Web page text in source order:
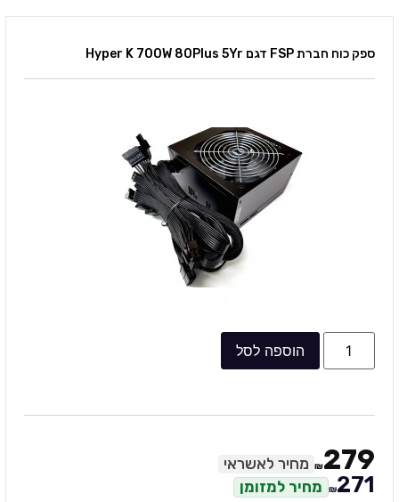
ספק כוח חברת FSP דגם Hyper K 700W 80Plus 5Yr
הוספה לסל
₪279 מחיר לאשראי
₪271 מחיר למזומן